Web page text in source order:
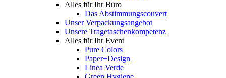
Alles für Ihr Büro
Das Abstimmungscouvert
Unser Verpackungsangebot
Unsere Tragetaschenkompetenz
Alles für Ihr Event
Pure Colors
Paper+Design
Linea Verde